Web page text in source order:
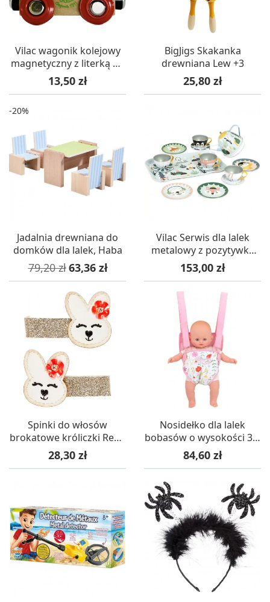
Vilac wagonik kolejowy
magnetyczny z literką B -
różne kolory
Cena
13,50 zł
BigJigs Skakanka
drewniana Lew +3
Cena
25,80 zł
Jadalnia drewniana do
domków dla lalek, Haba
Cena podstawowa
79,20 zł Cena
63,36 zł
-20%
Vilac Serwis dla lalek
metalowy z pozytywką
Iceland +3
Cena
153,00 zł
Spinki do włosów
brokatowe króliczki Rena
2 szt, Souza!
Cena
28,30 zł
Nosidełko dla lalek
bobasów o wysokości 36-
40 cm, Petitcollin
Cena
84,60 zł